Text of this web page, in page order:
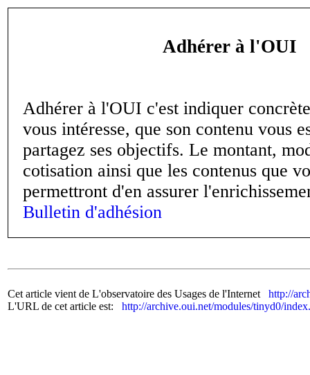
Adhérer à l'OUI
Adhérer à l'OUI c'est indiquer
vous intéresse, que son contenu vous
partagez ses objectifs. Le montant,
cotisation ainsi que les contenus que
permettront d'en assurer
Bulletin d'adhésion
Cet article vient de L'observatoire des Usages de l'Internet http://
L'URL de cet article est: http://archive.oui.net/modules/tinyd0/